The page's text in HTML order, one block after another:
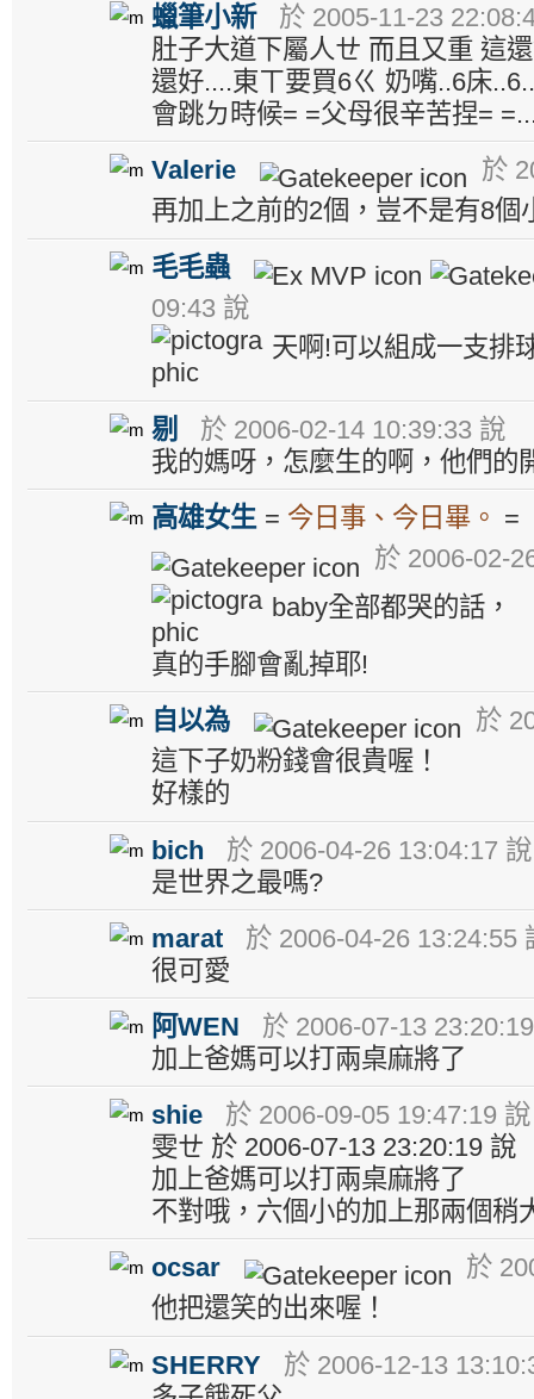
蠟筆小新
於 2005-11-23
肚子大道下屬人ㄝ 而且又重 這
還好....東ㄒ要買6ㄍ 奶嘴..6床
會跳ㄉ時候= =父母很辛苦捏=
Valerie
於
再加上之前的2個，豈不是有8個
毛毛蟲
09:43 說
天啊!可以組成一支排
剔
於 2006-02-14 10:39:33 說
我的媽呀，怎麼生的啊，他們的
高雄女生 = 今日事、今日畢。 =
於 2006-02-
baby全部都哭的話，
真的手腳會亂掉耶!
自以為
於
這下子奶粉錢會很貴喔！
好樣的
bich
於 2006-04-26 13:04:17 說
是世界之最嗎?
marat
於 2006-04-26 13:24:55
很可愛
阿WEN
於 2006-07-13
加上爸媽可以打兩桌麻將了
shie
於 2006-09-05 19:47:19 說
雯ㄝ 於 2006-07-13 23:20:19 說
加上爸媽可以打兩桌麻將了
不對哦，六個小的加上那兩個稍
ocsar
於
他把還笑的出來喔！
SHERRY
於 2006-12-13